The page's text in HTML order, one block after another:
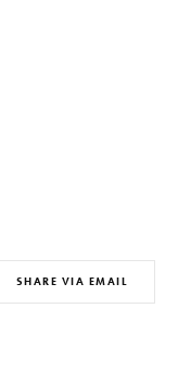
SHARE VIA EMAIL